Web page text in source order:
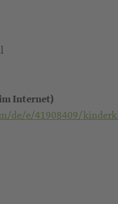
Internet)
de/e/41908409/